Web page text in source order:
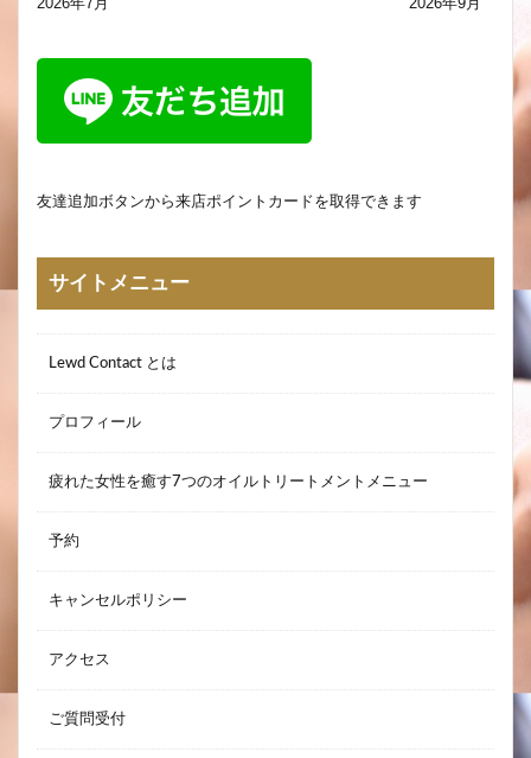
友達追加ボタンから来店ポイントカードを取得できます
サイトメニュー
Lewd Contact とは
プロフィール
疲れた女性を癒す7つのオイルトリートメントメニュー
予約
キャンセルポリシー
アクセス
ご質問受付